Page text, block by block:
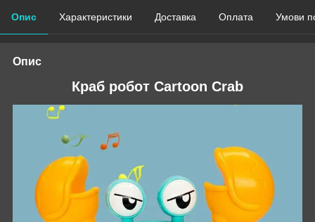
Опис Характеристики Доставка Оплата Умови
Опис
Краб робот Cartoon Crab